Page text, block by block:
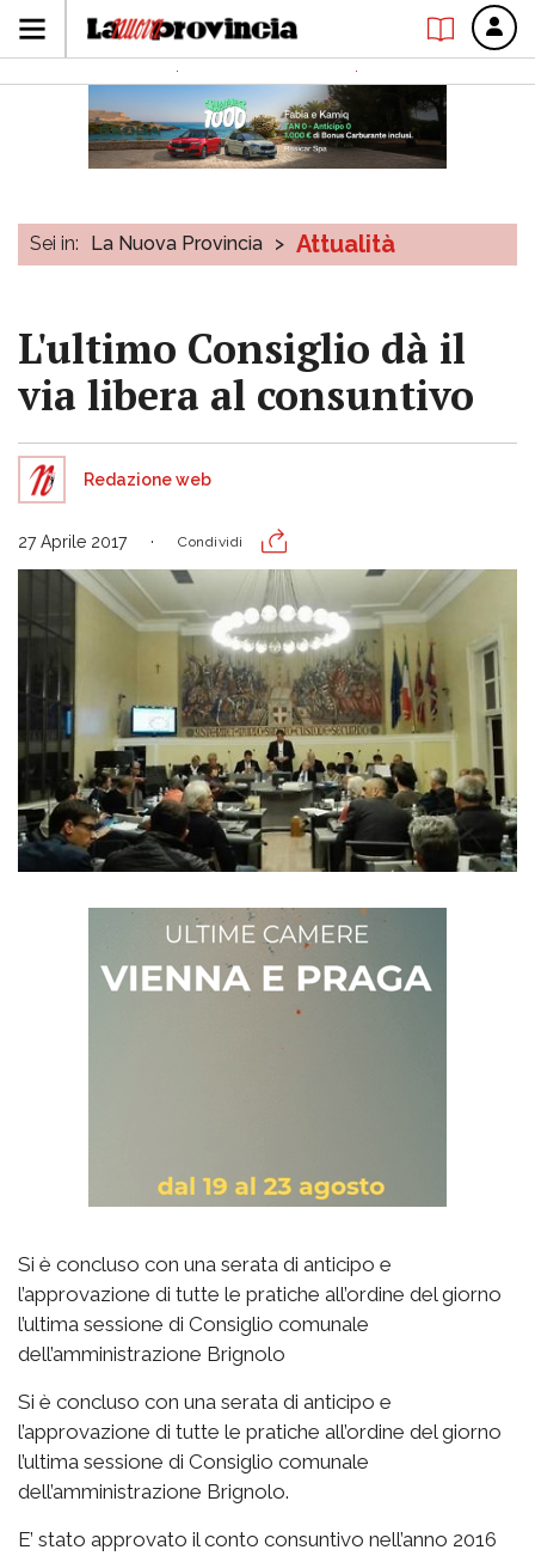
Sei in: La Nuova Provincia > Attualità
L'ultimo Consiglio dà il
via libera al consuntivo
Redazione web
27 Aprile 2017 Condividi
Si è concluso con una serata di anticipo e
l’approvazione di tutte le pratiche all’ordine del giorno
l’ultima sessione di Consiglio comunale
dell’amministrazione Brignolo
Si è concluso con una serata di anticipo e
l’approvazione di tutte le pratiche all’ordine del giorno
l’ultima sessione di Consiglio comunale
dell’amministrazione Brignolo.
E’ stato approvato il conto consuntivo nell’anno 2016